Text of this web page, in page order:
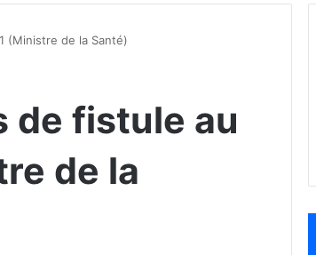
(Ministre de la Santé)
de fistule au
de la